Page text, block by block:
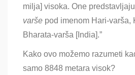
milja] visoka. One
varše pod imenom Hari-varša,
Bharata-varša [India].”
Kako ovo možemo razumeti
samo 8848 metara visok?